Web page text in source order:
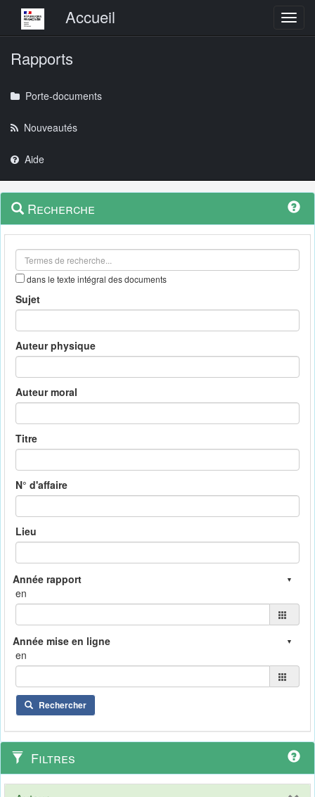
Menu principalAccueil
Rapports
Porte-documents
Nouveautés
Aide
Navigation
outils
Menu
contextuel
Recherche
dans le texte intégral des documents
Sujet
Auteur physique
Auteur moral
Titre
N° d'affaire
Lieu
en
en
Rechercher
Filtres